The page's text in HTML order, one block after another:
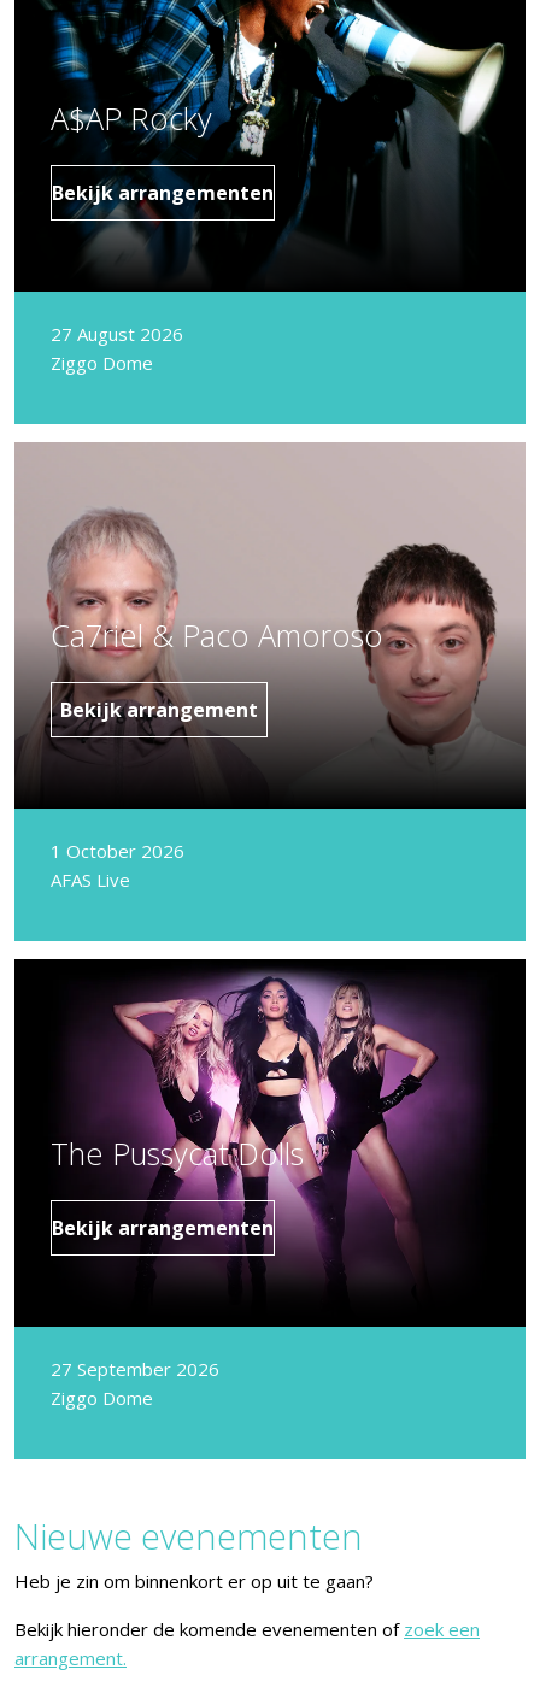
A$AP Rocky
Bekijk arrangementen
27 August 2026
Ziggo Dome
Ca7riel & Paco Amoroso
Bekijk arrangement
1 October 2026
AFAS Live
The Pussycat Dolls
Bekijk arrangementen
27 September 2026
Ziggo Dome
Nieuwe evenementen
Heb je zin om binnenkort er op uit te gaan?
Bekijk hieronder de komende evenementen of zoek een
arrangement.